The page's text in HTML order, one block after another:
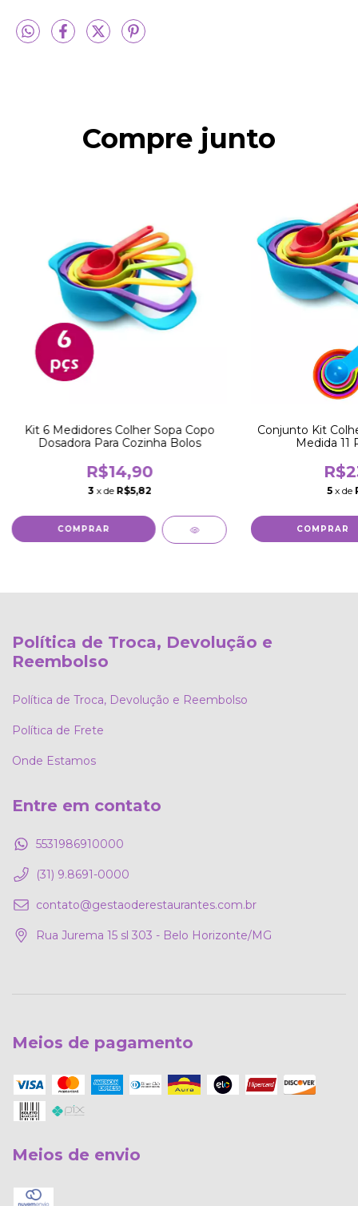
Compre junto
Kit 6 Medidores Colher Sopa Copo
Dosadora Para Cozinha Bolos
R$14,90
3 x de R$5,82
Conjunto Kit
Medida 11
5 x de
Política de Troca, Devolução e
Reembolso
Política de Troca, Devolução e Reembolso
Política de Frete
Onde Estamos
Entre em contato
5531986910000
(31) 9.8691-0000
contato@gestaoderestaurantes.com.br
Rua Jurema 15 sl 303 - Belo Horizonte/MG
Meios de pagamento
Meios de envio